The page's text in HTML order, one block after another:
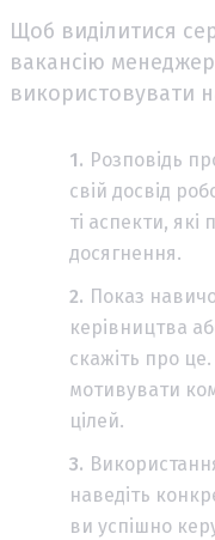
Щоб виділитися
вакансію
використовувати
Розповідь
свій досвід
ті аспекти, які
досягнення.
Показ
керівництва
скажіть про
мотивувати
цілей.
наведіть
ви успішно